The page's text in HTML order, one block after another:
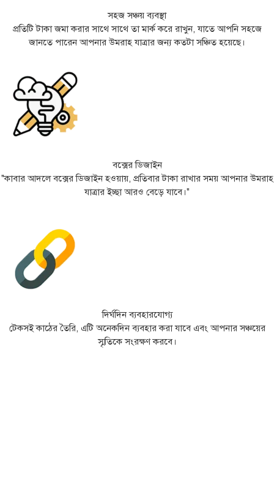
সহজ সঞ্চয় ব্যবস্থা
প্রতিটি টাকা জমা করার সাথে সাথে তা মার্ক করে রাখুন, যাতে আপনি সহজে
জানতে পারেন আপনার উমরাহ যাত্রার জন্য কতটা সঞ্চিত হয়েছে।
বক্সের ডিজাইন
"কাবার আদলে বক্সের ডিজাইন হওয়ায়, প্রতিবার টাকা রাখার সময় আপনার উমরাহ
যাত্রার ইচ্ছা আরও বেড়ে যাবে।"
দির্ঘদিন ব্যবহারযোগ্য
টেকসই কাঠের তৈরি, এটি অনেকদিন ব্যবহার করা যাবে এবং আপনার সঞ্চয়ের
স্মৃতিকে সংরক্ষণ করবে।